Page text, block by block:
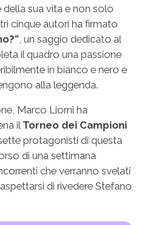
della sua vita e non solo
cinque autori ha firmato
, un saggio dedicato al
il quadro una passione
in bianco e nero e
alla leggenda.
Marco Liorni ha
il Torneo dei Campioni
protagonisti di questa
di una settimana
che verranno svelati
di rivedere Stefano